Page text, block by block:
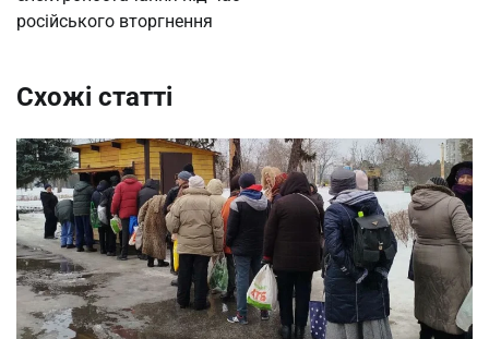
російського вторгнення
Схожі статті